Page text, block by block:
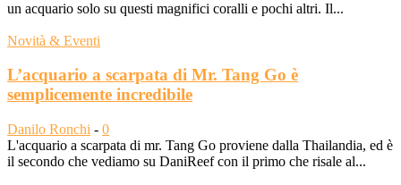
un acquario solo su questi magnifici coralli e pochi altri. Il...
Novità & Eventi
L’acquario a scarpata di Mr. Tang Go è
semplicemente incredibile
Danilo Ronchi - 0
L'acquario a scarpata di mr. Tang Go proviene dalla Thailandia, ed è
il secondo che vediamo su DaniReef con il primo che risale al...